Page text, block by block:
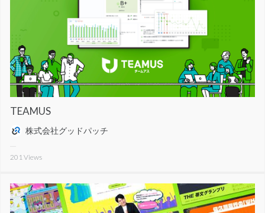
TEAMUS
株式会社グッドパッチ
201 Views